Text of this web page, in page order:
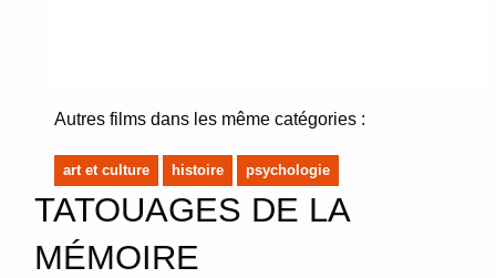
Autres films dans les même catégories :
art et culture histoire psychologie
TATOUAGES DE LA
MÉMOIRE